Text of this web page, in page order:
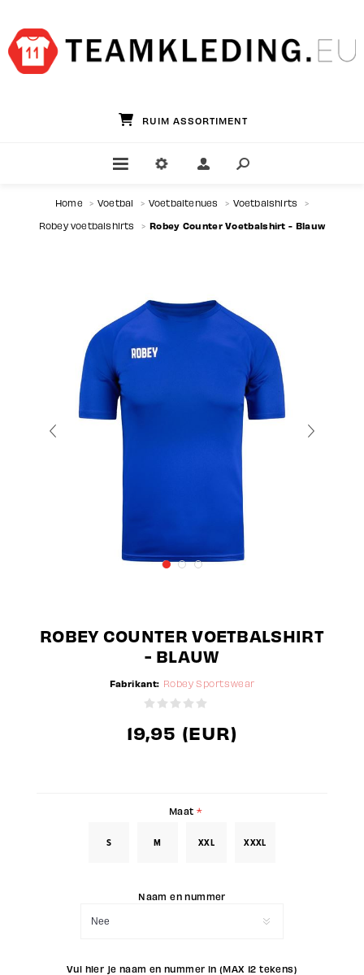
RUIM ASSORTIMENT
Home > Voetbal > Voetbaltenues > Voetbalshirts >
Robey voetbalshirts > Robey Counter Voetbalshirt - Blauw
ROBEY COUNTER VOETBALSHIRT
- BLAUW
Fabrikant: Robey Sportswear
19,95 (EUR)
Maat *
S M XXL XXXL
Naam en nummer
Vul hier je naam en nummer in (MAX 12 tekens)